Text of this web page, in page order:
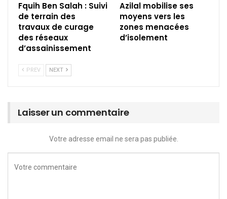
Fquih Ben Salah : Suivi
de terrain des
travaux de curage
des réseaux
d’assainissement
Azilal mobilise ses
moyens vers les
zones menacées
d’isolement
PREV NEXT
Laisser un commentaire
Votre adresse email ne sera pas publiée.